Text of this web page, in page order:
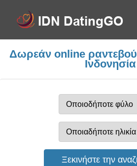
Δωρεάν online
Ινδονησία